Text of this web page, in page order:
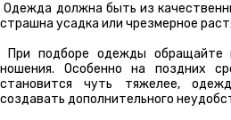
Одежда должна быть из
страшна усадка или чрезмерное
При подборе одежды обращайте
ношения. Особенно на поздних
становится чуть тяжелее,
создавать дополнительного